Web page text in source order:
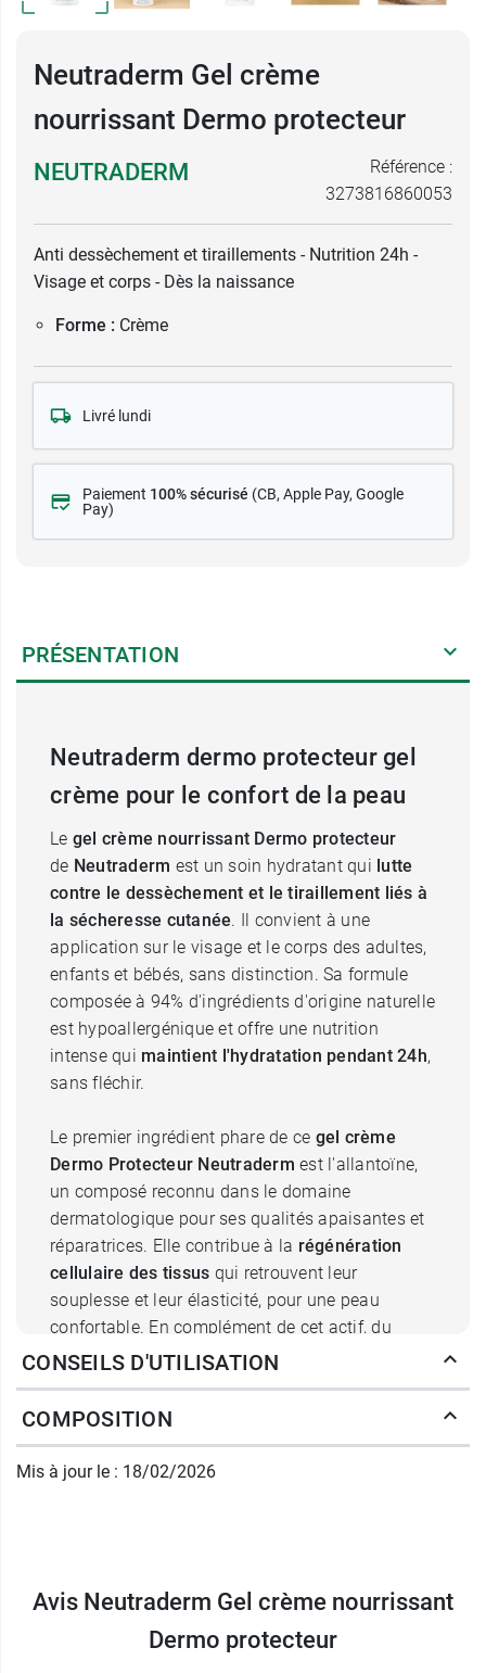
Neutraderm Gel crème
nourrissant Dermo protecteur
NEUTRADERM
Référence :
3273816860053
Anti dessèchement et tiraillements - Nutrition 24h -
Visage et corps - Dès la naissance
Forme : Crème
Livré lundi
Paiement 100% sécurisé (CB, Apple Pay, Google
Pay)
PRÉSENTATION
Neutraderm dermo protecteur gel
crème pour le confort de la peau
Le gel crème nourrissant Dermo protecteur
de Neutraderm est un soin hydratant qui lutte
contre le dessèchement et le tiraillement liés à
la sécheresse cutanée. Il convient à une
application sur le visage et le corps des adultes,
enfants et bébés, sans distinction. Sa formule
composée à 94% d'ingrédients d'origine naturelle
est hypoallergénique et offre une nutrition
intense qui maintient l'hydratation pendant 24h,
sans fléchir.
Le premier ingrédient phare de ce gel crème
Dermo Protecteur Neutraderm est l'allantoïne,
un composé reconnu dans le domaine
dermatologique pour ses qualités apaisantes et
réparatrices. Elle contribue à la régénération
cellulaire des tissus qui retrouvent leur
souplesse et leur élasticité, pour une peau
confortable. En complément de cet actif, du
beurre de karité a été ajouté pour
étanche au dessèchement. Combinés, des deux
et de tiraillement.
D'autre part, le complexe Active Oligo Skin
Complex breveté par
d'Iroise, associe des minéraux et des oligo
CONSEILS D'UTILISATION
COMPOSITION
Mis à jour le : 18/02/2026
Avis Neutraderm Gel crème nourrissant
Dermo protecteur